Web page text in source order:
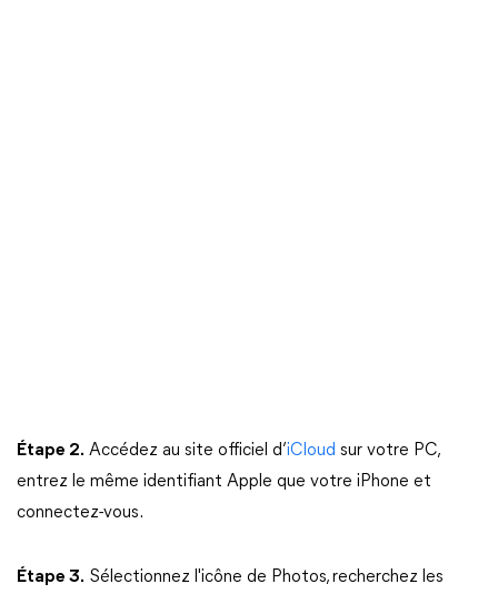
Étape 2. Accédez au site officiel d’iCloud sur votre PC,
entrez le même identifiant Apple que votre iPhone et
connectez-vous.
Étape 3. Sélectionnez l'icône de Photos, recherchez les